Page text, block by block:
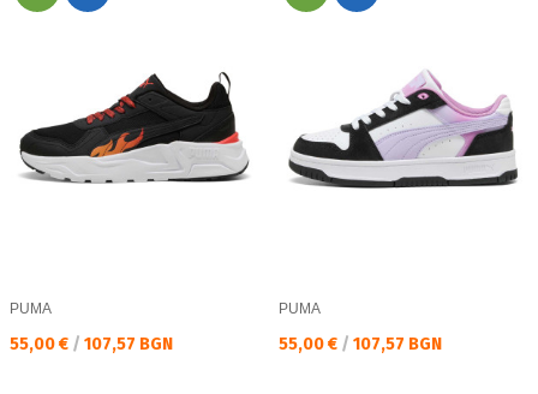
PUMA
Текуща цена:
55,00 € / 107,57 BGN
PUMA
Текуща цена:
55,00 € / 107,57 BGN